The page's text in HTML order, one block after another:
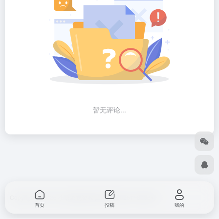
暂无评论...
Copyright © 2026 冀ICP备2025118063号-1
首页 投稿 我的